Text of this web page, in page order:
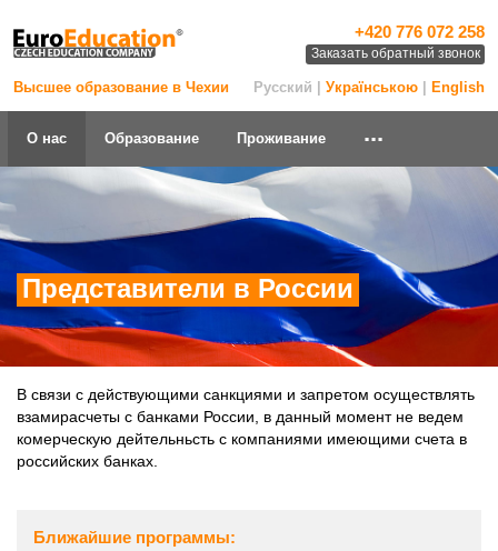
Высшее образование в Чехии
+420 776 072 258
Заказать обратный звонок
Русский | Українською English
О нас Образование Проживание ...
Представители в России
В связи с действующими санкциями и запретом осуществлять
взамирасчеты с банками России, в данный момент не ведем
комерческую дейтельньсть с компаниями имеющими счета в
российских банках.
Ближайшие программы: